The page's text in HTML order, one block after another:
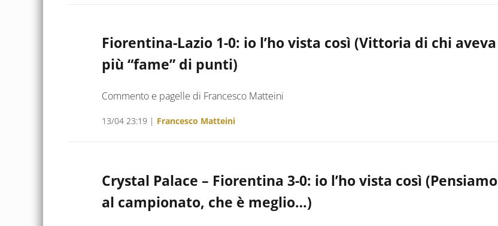
Fiorentina-Lazio 1-0: io l’ho vista così (Vittoria di chi aveva
più “fame” di punti)
Commento e pagelle di Francesco Matteini
13/04 23:19 | Francesco Matteini
Crystal Palace – Fiorentina 3-0: io l’ho vista così (Pensiamo
al campionato, che è meglio…)